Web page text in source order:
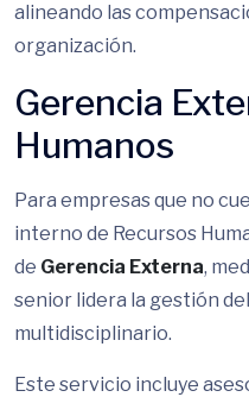
alineando las
organización.
Gerencia
Humanos
Para empresas que no
interno de Recursos
de Gerencia Externa,
senior lidera la gestión
multidisciplinario.
Este servicio incluye